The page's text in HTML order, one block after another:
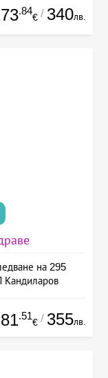
.84
€ / 340лв.
на 295
Кандиларов
.51
€ / 355лв.